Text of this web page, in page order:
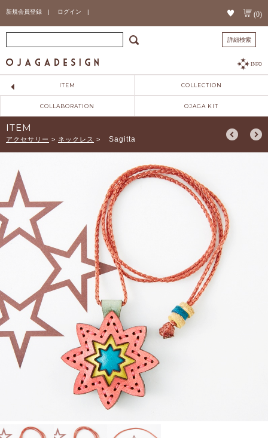
新規会員登録 | ログイン | (0)
詳細検索
INFO
ITEM COLLECTION
COLLABORATION OJAGA KIT
ITEM
アクセサリー > ネックレス > Sagitta